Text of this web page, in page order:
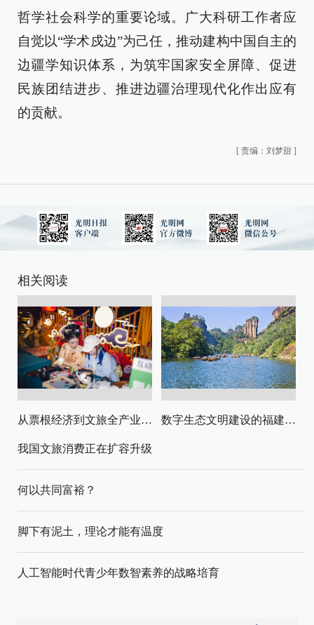
哲学社会科学的重要论域。广大科研工作者应
自觉以“学术戍边”为己任，推动建构中国自主的
边疆学知识体系，为筑牢国家安全屏障、促进
民族团结进步、推进边疆治理现代化作出应有
的贡献。
[ 责编：刘梦甜 ]
相关阅读
从票根经济到文旅全产业链升级 数字生态文明建设的福建路径与启示
我国文旅消费正在扩容升级
何以共同富裕？
脚下有泥土，理论才能有温度
人工智能时代青少年数智素养的战略培育